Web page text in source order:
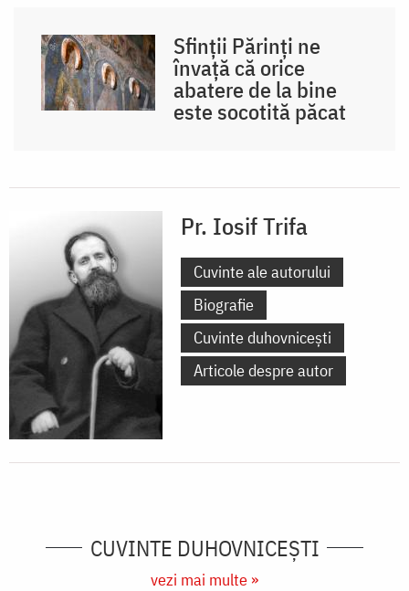
Sfinții Părinți ne
învață că orice
abatere de la bine
este socotită păcat
Pr. Iosif Trifa
Cuvinte ale autorului
Biografie
Cuvinte duhovnicești
Articole despre autor
CUVINTE DUHOVNICEȘTI
vezi mai multe »